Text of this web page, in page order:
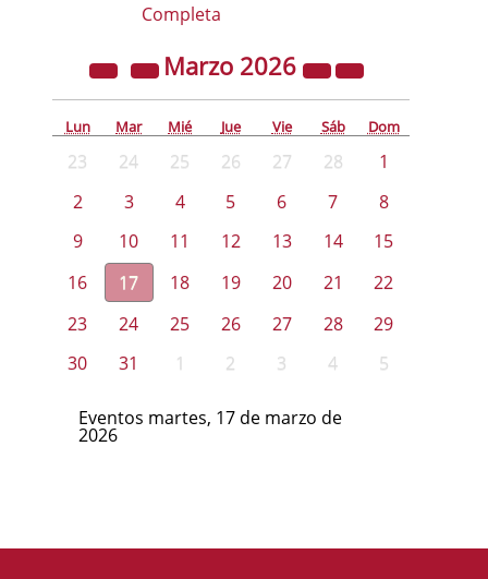
Completa
Marzo 2026
Lun Mar Mié Jue Vie Sáb Dom
23 24 25 26 27 28
1
2
3 4 5 6 7
8
9
10 11 12 13 14
15
16
17 18 19 20 21
22
23
24 25 26 27 28
29
30
31 1 2 3 4 5
Eventos martes, 17 de marzo de
2026